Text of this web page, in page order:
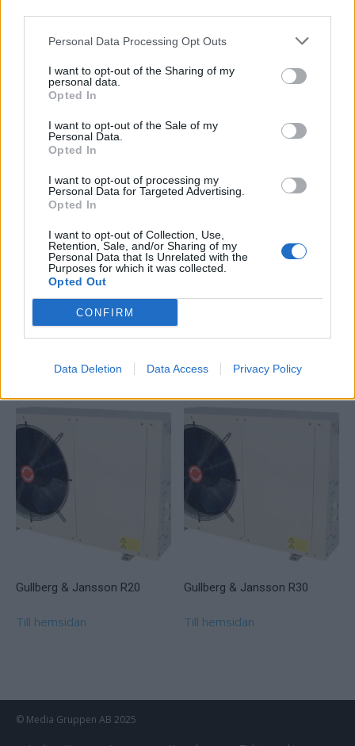
Personal Data Processing Opt Outs
I want to opt-out of the Sharing of my
personal data.
Opted In
I want to opt-out of the Sale of my
Personal Data.
Opted In
I want to opt-out of processing my
Personal Data for Targeted Advertising.
Opted In
I want to opt-out of Collection, Use,
Retention, Sale, and/or Sharing of my
Personal Data that Is Unrelated with the
Purposes for which it was collected.
Opted Out
CONFIRM
Data Deletion Data Access Privacy Policy
Till hemsidan
Gullberg & Jansson V60-3P
Till hemsidan Till hemsidan
Gullberg & Jansson R20
Till hemsidan
Gullberg & Jansson R30
Till hemsidan
© Media Gruppen AB 2025